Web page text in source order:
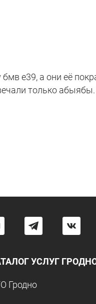
а они её
только
УСЛУГ
Гродно